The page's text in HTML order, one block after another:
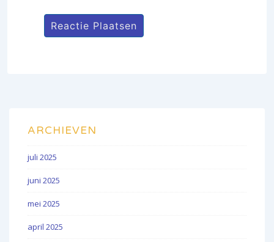
ARCHIEVEN
juli 2025
juni 2025
mei 2025
april 2025